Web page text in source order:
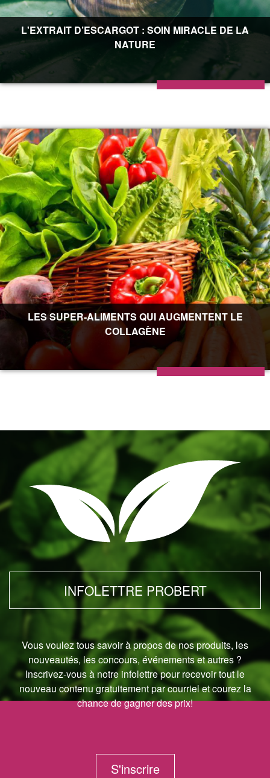
L'EXTRAIT D’ESCARGOT : SOIN MIRACLE DE LA
NATURE
LES SUPER-ALIMENTS QUI AUGMENTENT LE
COLLAGÈNE
INFOLETTRE PROBERT
Vous voulez tous savoir à propos de nos produits, les
nouveautés, les concours, événements et autres ?
Inscrivez-vous à notre infolettre pour recevoir tout le
nouveau contenu gratuitement par courriel et courez la
chance de gagner des prix!
S'inscrire